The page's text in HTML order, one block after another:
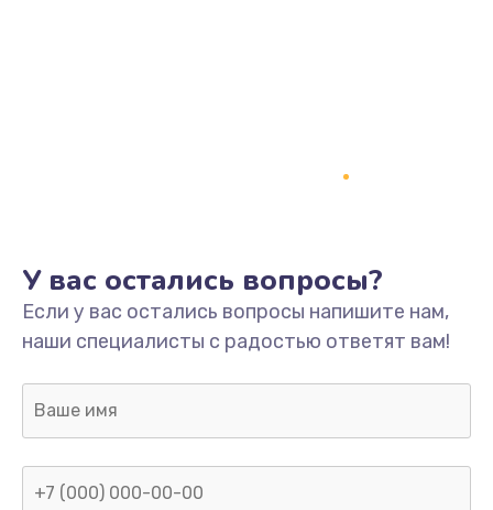
У вас остались вопросы?
Если у вас остались вопросы напишите нам,
наши специалисты с радостью ответят вам!